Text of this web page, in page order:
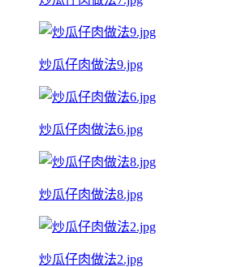
炒瓜仔肉做法9.jpg
炒瓜仔肉做法6.jpg
炒瓜仔肉做法8.jpg
炒瓜仔肉做法2.jpg